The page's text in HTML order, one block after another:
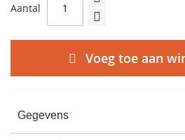
Aantal
Voeg toe aan
Gegevens